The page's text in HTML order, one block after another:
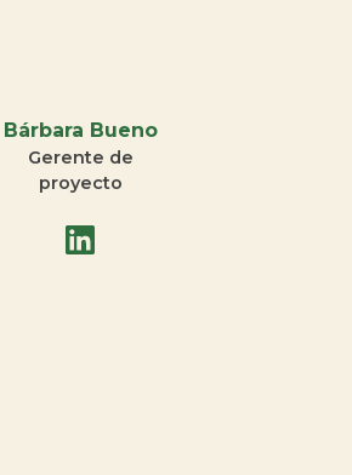
Bárbara Bueno
Gerente de
proyecto